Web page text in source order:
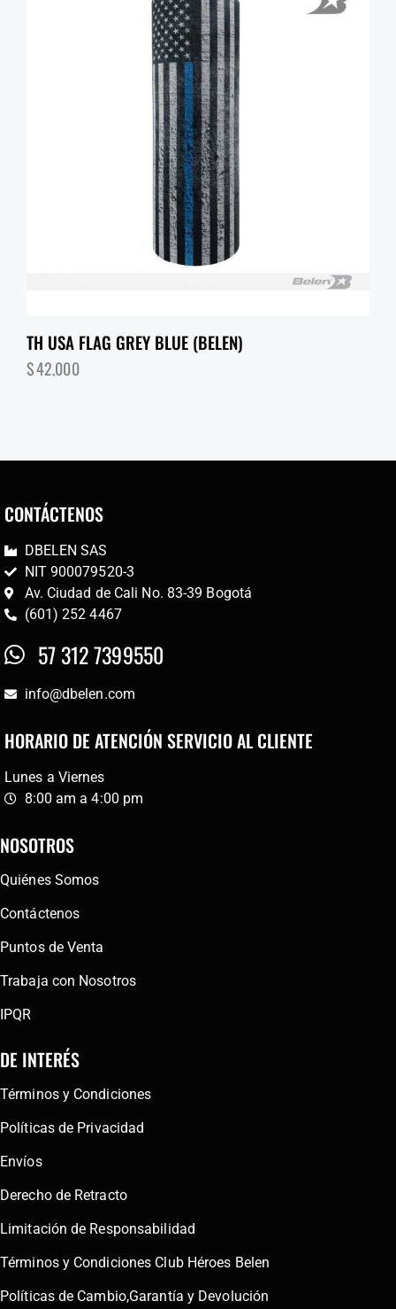
TH USA FLAG GREY BLUE (BELEN)
$42,000
CONTÁCTENOS
DBELEN SAS
NIT 900079520-3
Av. Ciudad de Cali No. 83-39 Bogotá
(601) 252 4467
57 312 7399550
info@dbelen.com
HORARIO DE ATENCIÓN SERVICIO AL CLIENTE
Lunes a Viernes
8:00 am a 4:00 pm
NOSOTROS
Quiénes Somos
Contáctenos
Puntos de Venta
Trabaja con Nosotros
IPQR
DE INTERÉS
Términos y Condiciones
Políticas de Privacidad
Envíos
Derecho de Retracto
Limitación de Responsabilidad
Términos y Condiciones Club Héroes Belen
Políticas de Cambio,Garantía y Devolución